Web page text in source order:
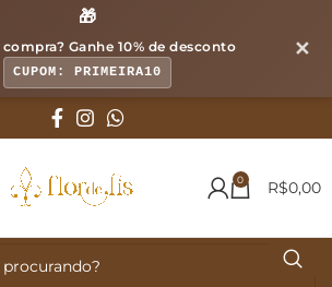
🎁
Ganhe 10% de desconto
CUPOM: PRIMEIRA10
✕
0 R$0,00